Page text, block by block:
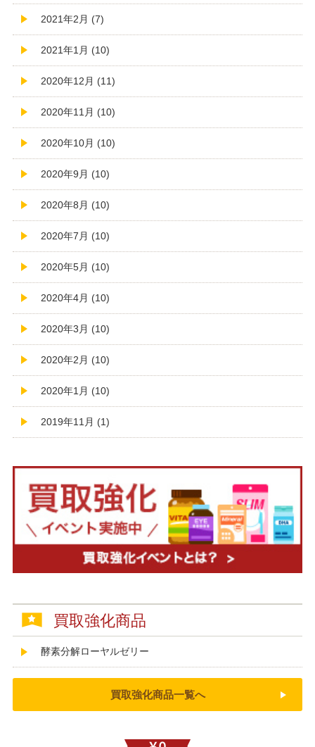
2021年2月 (7)
2021年1月 (10)
2020年12月 (11)
2020年11月 (10)
2020年10月 (10)
2020年9月 (10)
2020年8月 (10)
2020年7月 (10)
2020年5月 (10)
2020年4月 (10)
2020年3月 (10)
2020年2月 (10)
2020年1月 (10)
2019年11月 (1)
買取強化商品
酵素分解ローヤルゼリー
買取強化商品一覧へ